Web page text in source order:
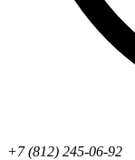
+7 (812) 245-06-92